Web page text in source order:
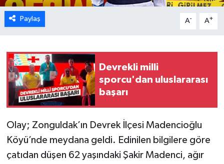
Paylaş A- A+
Devrekli milli
sporcu'dan uluslararası
başarı
Olay; Zonguldak’ın Devrek İlçesi Madencioğlu
Köyü’nde meydana geldi. Edinilen bilgilere göre
çatıdan düşen 62 yaşındaki Şakir Madenci, ağır